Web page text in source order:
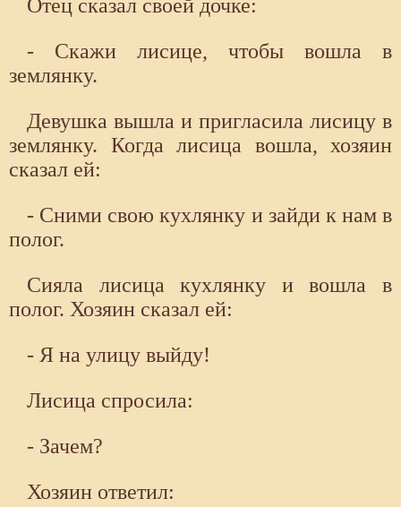
Отец сказал своей дочке:
- Скажи лисице, чтобы вошла в
землянку.
Девушка вышла и пригласила лисицу в
землянку. Когда лисица вошла, хозяин
сказал ей:
- Сними свою кухлянку и зайди к нам в
полог.
Сияла лисица кухлянку и вошла в
полог. Хозяин сказал ей:
- Я на улицу выйду!
Лисица спросила:
- Зачем?
Хозяин ответил: